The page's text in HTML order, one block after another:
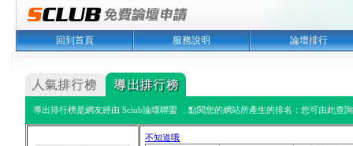
回到首頁 服務說明 論壇排行
導出排行榜是網友經由 Sclub論壇聯盟 ，點閱您的網站所產生的排名；您可由此查
不知道哦